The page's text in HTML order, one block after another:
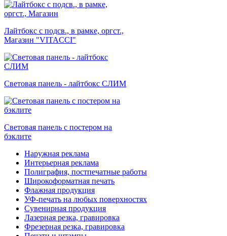
Лайтбокс с подсв., в рамке, оргст.,
Магазин "VITACCI"
Световая панель - лайтбокс СЛИМ
Световая панель с постером на
бэклите
Наружная реклама
Интерьерная реклама
Полиграфия, постпечатные работы
Широкоформатная печать
Флажная продукция
УФ-печать на любых поверхностях
Сувенирная продукция
Лазерная резка, гравировка
Фрезерная резка, гравировка